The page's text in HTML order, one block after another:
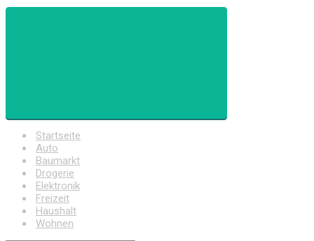
Startseite
Auto
Baumarkt
Drogerie
Elektronik
Freizeit
Haushalt
Wohnen